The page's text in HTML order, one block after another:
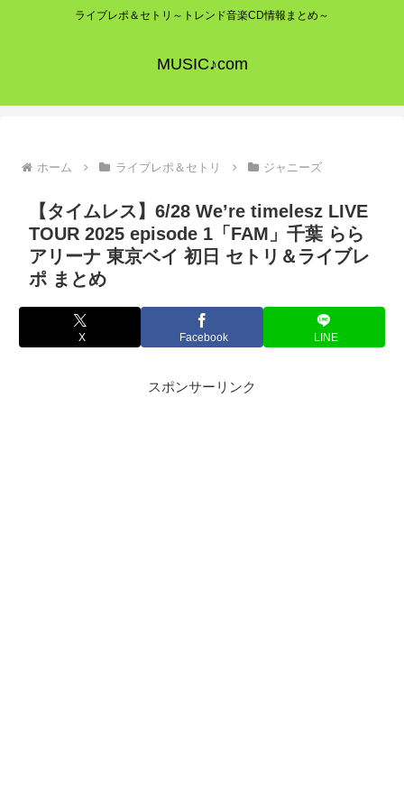
ライブレポ＆セトリ～トレンド音楽CD情報まとめ～
MUSIC♪com
ホーム ライブレポ＆セトリ ジャニーズ
【タイムレス】6/28 We’re timelesz LIVE
TOUR 2025 episode 1「FAM」千葉 らら
アリーナ 東京ベイ 初日 セトリ＆ライブレ
ポ まとめ
X Facebook LINE
スポンサーリンク